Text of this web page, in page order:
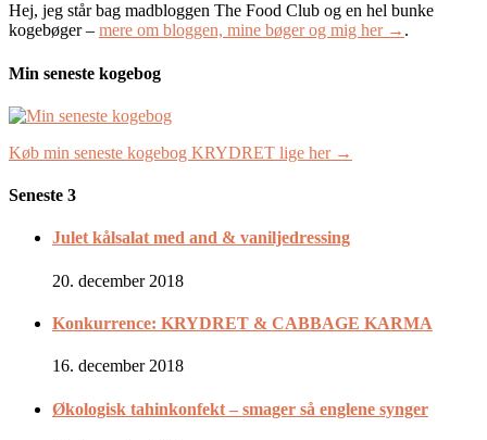
Hej, jeg står bag madbloggen The Food Club og en hel bunke
kogebøger – mere om bloggen, mine bøger og mig her → .
Min seneste kogebog
Køb min seneste kogebog KRYDRET lige her →
Seneste 3
Julet kålsalat med and & vaniljedressing
20. december 2018
Konkurrence: KRYDRET & CABBAGE KARMA
16. december 2018
Økologisk tahinkonfekt – smager så englene synger